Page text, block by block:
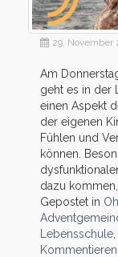
29. November
Am
geht es in der
einen Aspekt
der eigenen
Fühlen und
können.
dazu
Gepostet in
Lebensschule
Kommentieren